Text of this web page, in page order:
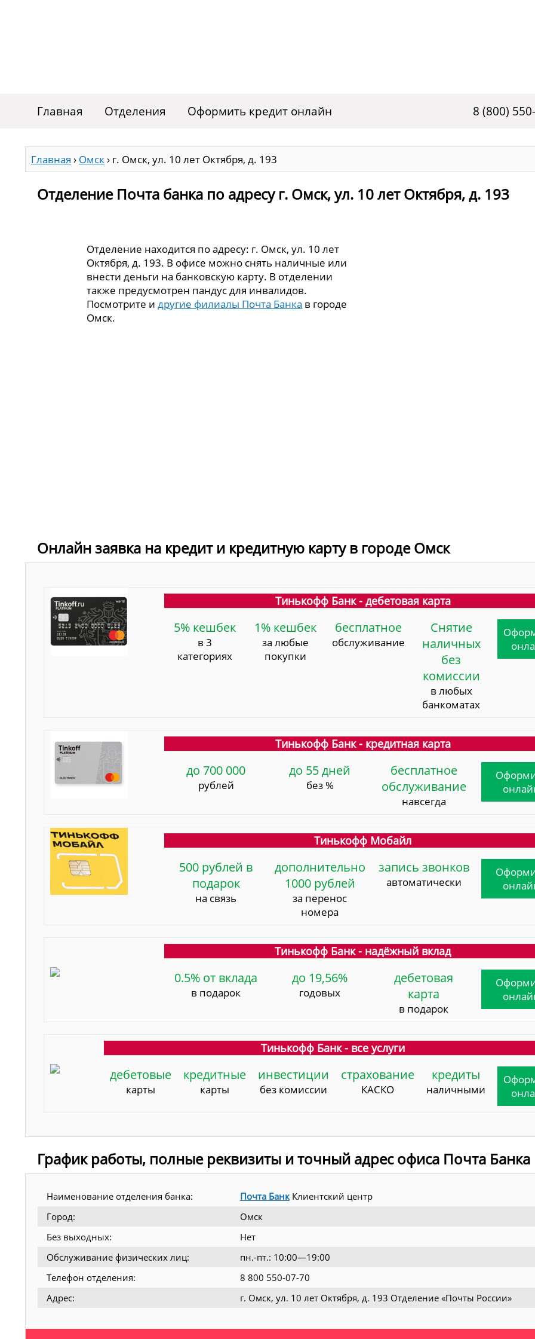
Главная Отделения Оформить кредит онлайн 8 (800)
Главная › Омск› г. Омск, ул. 10 лет Октября, д. 193
Отделение Почта банка по адресу г. Омск, ул. 10 лет Октября, д. 193
Отделение находится по адресу: г. Омск, ул. 10 лет
Октября, д. 193. В офисе можно снять наличные или
внести деньги на банковскую карту. В отделении
также предусмотрен пандус для инвалидов.
Посмотрите идругие филиалы Почта Банка в городе
Омск.
Онлайн заявка на кредит и кредитную карту в городе Омск
Тинькофф Банк - дебетовая карта
5% кешбек
в 3
категориях
1% кешбек
за любые
покупки
бесплатное
обслуживание
Снятие
наличных
без
комиссии
в любых
банкоматах
Тинькофф Банк - кредитная карта
до 700 000
рублей
до 55 дней
без %
бесплатное
обслуживание
навсегда
Тинькофф Мобайл
500 рублей в
подарок
на связь
дополнительно
1000 рублей
за перенос
номера
запись звонков
автоматически
Тинькофф Банк - надёжный вклад
0.5% от вклада
в подарок
до 19,56%
годовых
дебетовая
карта
в подарок
Тинькофф Банк - все услуги
дебетовые
карты
кредитные
карты
инвестиции
без комиссии
страхование
КАСКО
кредиты
наличными
График работы, полные реквизиты и точный адрес офиса Почта Банка
Наименование отделения банка: Почта Банк Клиентский центр
Город:
Омск
Без выходных:
Нет
Обслуживание физических лиц:
пн.-пт.: 10:00—19:00
Телефон отделения:
8 800 550-07-70
Адрес:
г. Омск, ул. 10 лет Октября, д. 193 Отделение «Почты России»